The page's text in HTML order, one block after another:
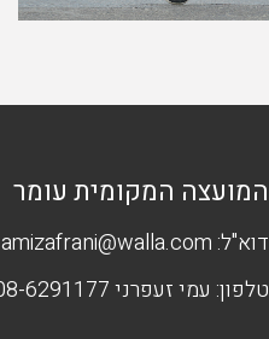
המועצה המקומית עומר
דוא"ל: amizafrani@walla.com
טלפון: עמי זעפרני 08-6291177